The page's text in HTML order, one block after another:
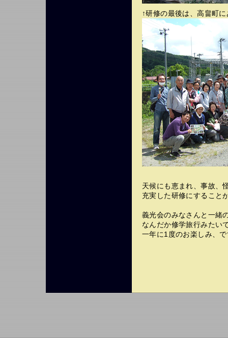
↑研修の最後は、高畠町
天候にも恵まれ、事故、
充実した研修にすること
義光会のみなさんと一緒
なんだか修学旅行みたい
一年に1度のお楽しみ、